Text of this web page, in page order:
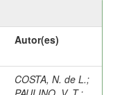
Autor(es)
COSTA, N. de L.;